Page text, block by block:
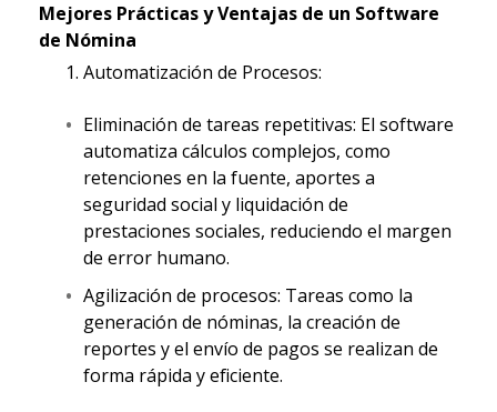
Mejores Prácticas y Ventajas de un Software
de Nómina
Automatización de Procesos:
Eliminación de tareas repetitivas: El software
automatiza cálculos complejos, como
retenciones en la fuente, aportes a
seguridad social y liquidación de
prestaciones sociales, reduciendo el margen
de error humano.
Agilización de procesos: Tareas como la
generación de nóminas, la creación de
reportes y el envío de pagos se realizan de
forma rápida y eficiente.